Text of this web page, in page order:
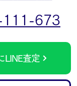
673
LINE査定